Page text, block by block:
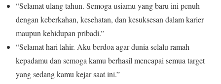
“Selamat ulang tahun. Semoga usiamu yang baru ini penuh
dengan keberkahan, kesehatan, dan kesuksesan dalam karier
maupun kehidupan pribadi.”
“Selamat hari lahir. Aku berdoa agar dunia selalu ramah
kepadamu dan semoga kamu berhasil mencapai semua target
yang sedang kamu kejar saat ini.”